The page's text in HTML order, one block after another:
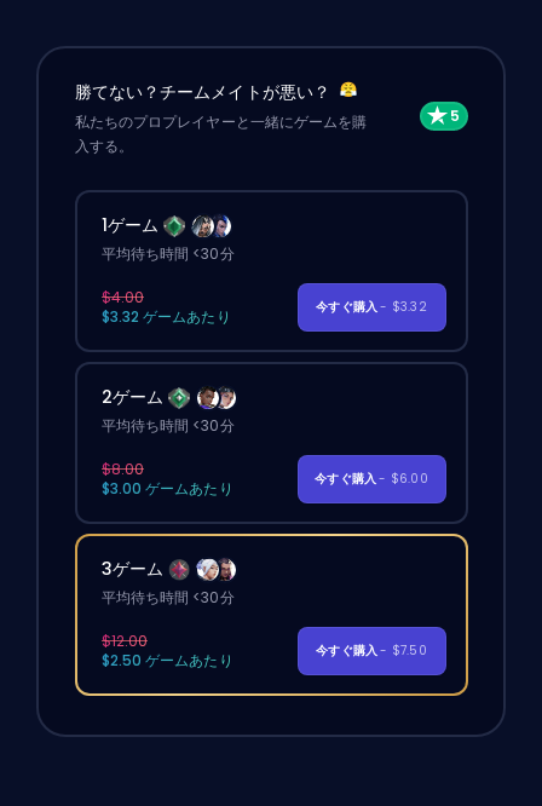
勝てない？チームメイトが悪い？
私たちのプロプレイヤーと一緒にゲームを購
入する。
1ゲーム
平均待ち時間 <30分
$4.00
$3.32 ゲームあたり
今すぐ購入- $3.32
2ゲーム
平均待ち時間 <30分
$8.00
$3.00 ゲームあたり
今すぐ購入- $6.00
3ゲーム
平均待ち時間 <30分
$12.00
$2.50 ゲームあたり
今すぐ購入- $7.50